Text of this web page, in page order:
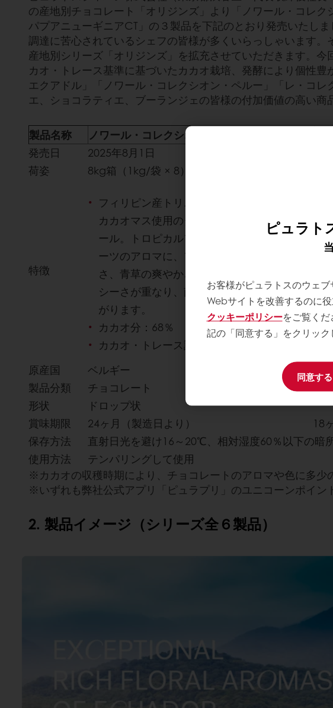
の産地別チョコレート「オリジンズ」より「ノワール・コレ
パプアニューギニアCT」の３製品を下記のとおり発売いたし
調達に苦心されているシェフの皆様が多くいらっしゃいます
産地別シリーズ「オリジンズ」を拡充させていただきます。
カオ・トレース基準に基づいたカカオ栽培、発酵により個性
エクアドル」「ノワール・コレクシオン・ペルー」「レ・コ
エ、ショコラティエ、ブーランジェの皆様の付加価値の高い
製品名称 ノワール・コレクシオン・フィリピンCT
発売日
2025年8月1日
荷姿
8kg箱（1kg/袋 × 8）
特徴
フィリピン産トリニタリオ種カカオ豆の
カカオマス使用のダーク・クーベルチュ
ール。トロピカルフルーツやレッドフル
ーツのアロマに、フローラルな華やか
さ、青草の爽やかさ、ペッパーのスパイ
シーさが重なり、南国の豊かな香りが広
がります。
カカオ分：68％
カカオ・トレース認証製品
原産国
ベルギー
製品分類
チョコレート
形状
ドロップ状
賞味期限
24ヶ月（製造日より） 18
保存方法
直射日光を避け16～20℃、相対湿度60％以下の暗
使用方法
テンパリングして使用
※カカオの収穫時期により、チョコレートのアロマや色に多少
※いずれも弊社公式アプリ「ピュラプリ」のユニコーンポイン
2. 製品イメージ（シリーズ全６製品）
ピュラト
お客様がピュラトスのウェ
Webサイトを改善するのに
クッキーポリシーをご覧く
記の「同意する」をクリッ
同意する